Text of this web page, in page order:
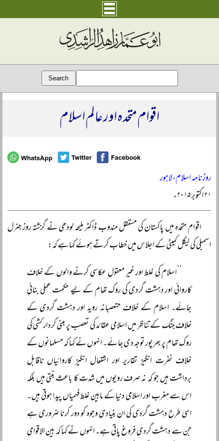
اقوام متحدہ اور عالم اسلام
روزنامہ اسلام، لاہور
۲۱ اکتوبر ۲۰۱۵ء
اقوام متحدہ میں پاکستان کی مستقل مندوب ڈاکٹر ملیحہ لودھی نے گزشتہ روز جنرل
اسمبلی کی لیگل کمیٹی کے اجلاس میں خطاب کرتے ہوئے کہا ہے کہ:
’’اسلام کی غلط اور غیر معقول عکاسی کرنے والوں کے خلاف
کاروائی اور دہشت گردی کی روک تھام کے لیے حکمت عملی بنائی
جائے۔ اسلام کے خلاف متعصبانہ رویہ اور دہشت گردی کے
خلاف جنگ کے تناظر میں اسلامی عقائد کی تعصب پر مبنی کردار کشی کی
روک تھام پر بھرپور توجہ دی جائے۔ انہوں نے کہا کہ مسلمانوں کے
خلاف نفرت انگیز تقاریر اور اشتعال انگیز کاروائیاں ناقابل
برداشت ہیں جو کہ نہ صرف رویوں میں شدت کا باعث بنتی ہیں بلکہ
اس سے مغرب اور اسلامی دنیا کے مابین غلط فہمیاں پیدا ہوتی ہیں۔
اسی طرح دہشت گردی کی ان بنیادی وجوہ کو دور کرنا ضروری ہے
جن سے دہشت گردی فروغ پاتی ہے۔ انہوں نے کہا کہ بین الاقوامی